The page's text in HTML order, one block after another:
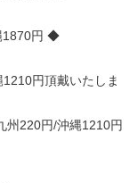
1870円 ◆
円頂戴いたしま
220円/沖縄1210円